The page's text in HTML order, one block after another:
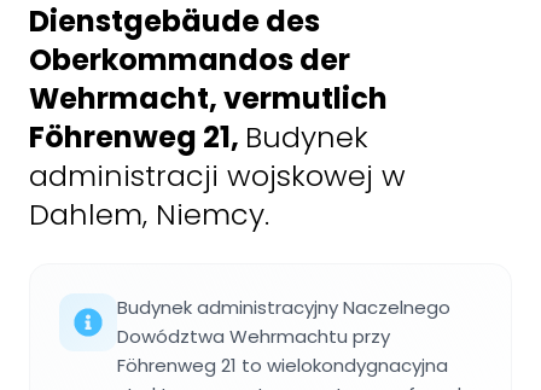
Dienstgebäude des
Oberkommandos der
Wehrmacht, vermutlich
Föhrenweg 21, Budynek
administracji wojskowej w
Dahlem, Niemcy.
Budynek administracyjny Naczelnego
Dowództwa Wehrmachtu przy
Föhrenweg 21 to wielokondygnacyjna